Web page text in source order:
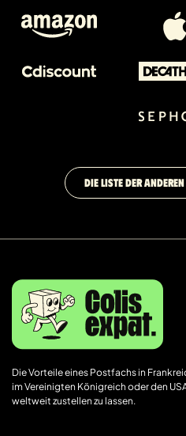
DIE LISTE DER
Die Vorteile eines Postfachs in
im Vereinigten Königreich oder den
weltweit zustellen zu lassen.